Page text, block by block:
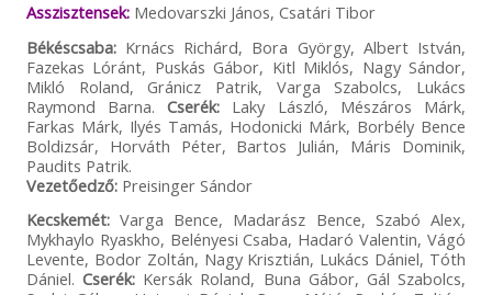
Asszisztensek:Medovarszki János, Csatári Tibor
Békéscsaba:Krnács Richárd, Bora György, Albert István,
Fazekas Lóránt, Puskás Gábor, Kitl Miklós, Nagy Sándor,
Mikló Roland, Gránicz Patrik, Varga Szabolcs, Lukács
Raymond Barna.Cserék: Laky László, Mészáros Márk,
Farkas Márk, Ilyés Tamás, Hodonicki Márk, Borbély Bence
Boldizsár, Horváth Péter, Bartos Julián, Máris Dominik,
Paudits Patrik.
Vezetőedző:Preisinger Sándor
Kecskemét:Varga Bence, Madarász Bence, Szabó Alex,
Mykhaylo Ryaskho, Belényesi Csaba, Hadaró Valentin, Vágó
Levente, Bodor Zoltán, Nagy Krisztián, Lukács Dániel, Tóth
Dániel.Cserék: Kersák Roland, Buna Gábor, Gál Szabolcs,